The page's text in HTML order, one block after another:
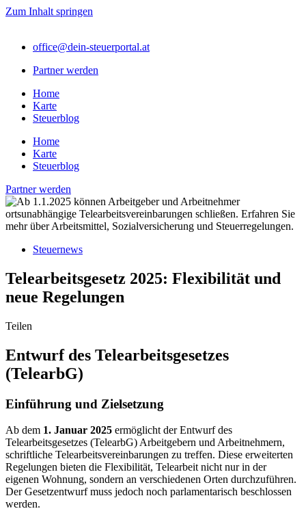
Zum Inhalt springen
office@dein-steuerportal.at
Partner werden
Home
Karte
Steuerblog
Home
Karte
Steuerblog
Partner werden
Steuernews
Telearbeitsgesetz 2025: Flexibilität und
neue Regelungen
Teilen
Entwurf des Telearbeitsgesetzes
(TelearbG)
Einführung und Zielsetzung
Ab dem 1. Januar 2025 ermöglicht der Entwurf des
Telearbeitsgesetzes (TelearbG) Arbeitgebern und Arbeitnehmern,
schriftliche Telearbeitsvereinbarungen zu treffen. Diese erweiterten
Regelungen bieten die Flexibilität, Telearbeit nicht nur in der
eigenen Wohnung, sondern an verschiedenen Orten durchzuführen.
Der Gesetzentwurf muss jedoch noch parlamentarisch beschlossen
werden.